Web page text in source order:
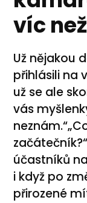
víc
Už nějakou
přihlásili na
už se ale
vás
účastníků
i když po
přirozené